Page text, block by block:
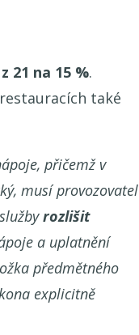
z 21 na 15 %.
také
přičemž v
musí provozovatel
rozlišit
a uplatnění
předmětného
explicitně